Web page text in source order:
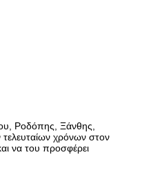
Ροδόπης, Ξάνθης,
χρόνων στον
να του προσφέρει